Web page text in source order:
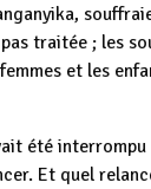
pas traitée ; les
et les
été
Et quel